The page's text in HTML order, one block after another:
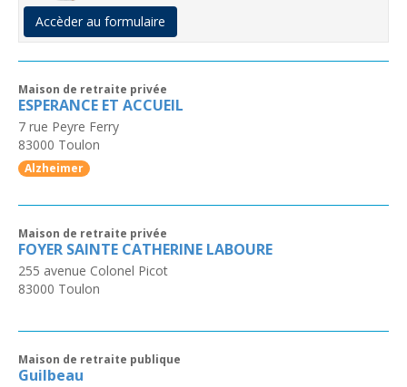
Accèder au formulaire
Maison de retraite privée
ESPERANCE ET ACCUEIL
7 rue Peyre Ferry
83000 Toulon
Alzheimer
Maison de retraite privée
FOYER SAINTE CATHERINE LABOURE
255 avenue Colonel Picot
83000 Toulon
Maison de retraite publique
Guilbeau